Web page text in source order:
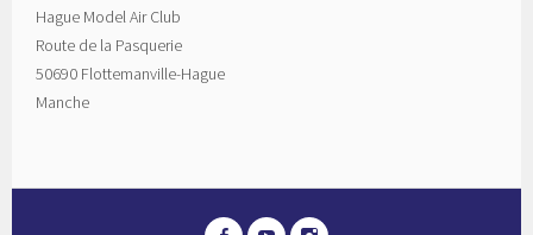
Hague Model Air Club
Route de la Pasquerie
50690 Flottemanville-Hague
Manche